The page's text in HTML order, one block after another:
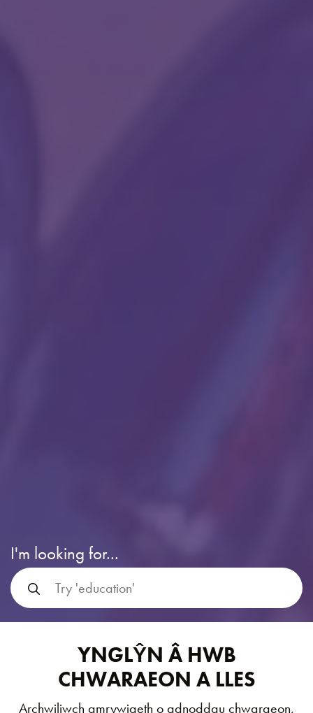
I'm looking for...
YNGLŶN Â HWB
CHWARAEON A LLES
Archwiliwch amrywiaeth o adnoddau chwaraeon,